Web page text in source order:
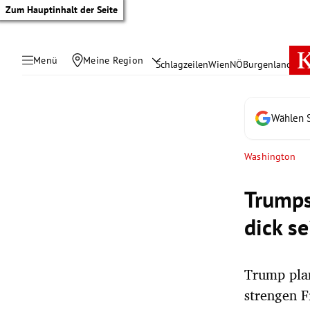
Zum Hauptinhalt der Seite
Menü Meine Region SchlagzeilenWienNÖBurgenland
Wählen
Washington
dick
Trump
strengen